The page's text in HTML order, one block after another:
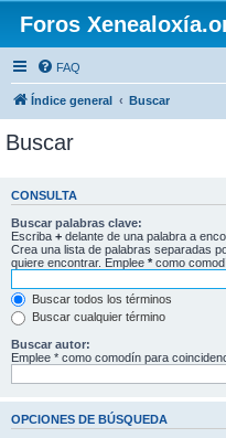
Foros
FAQ
Índice general Buscar
Buscar
CONSULTA
Buscar palabras clave:
Escriba + delante de una palabra a
Crea una lista de palabras separadas
quiere encontrar. Emplee * como
Buscar todos los términos
Buscar cualquier término
Buscar autor:
Emplee * como comodín para
OPCIONES DE BÚSQUEDA